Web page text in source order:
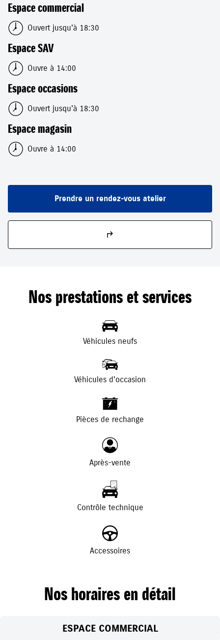
Espace commercial
Ouvert jusqu'à 18:30
Espace SAV
Ouvre à 14:00
Espace occasions
Ouvert jusqu'à 18:30
Espace magasin
Ouvre à 14:00
Prendre un rendez-vous atelier
Nos prestations et services
Véhicules neufs
Véhicules d'occasion
- +
Pièces de rechange
Après-vente
Contrôle technique
Accessoires
Nos horaires en détail
ESPACE COMMERCIAL